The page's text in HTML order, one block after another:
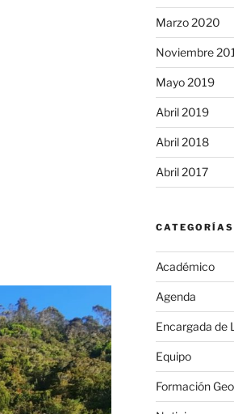
Marzo 2020
Noviembre
Mayo 2019
Abril 2019
Abril 2018
Abril 2017
CATEGORÍAS
Académico
Agenda
Encargada de
Equipo
Formación